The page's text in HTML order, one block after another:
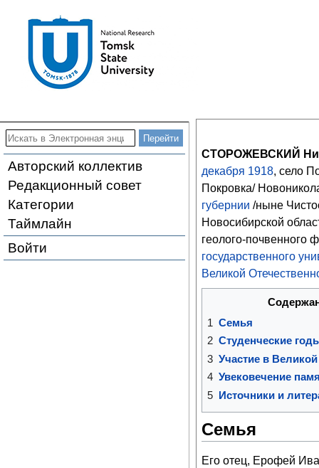
Авторский коллектив
Редакционный совет
Категории
Таймлайн
Войти
СТОРОЖЕВСКИЙ
декабря 1918, село
Покровка/
губернии /ныне
Новосибирской
геолого-почвенного
государственного
Великой
1 Семья
2 Cтуденческие
3 Участие в
4 Увековечение
5 Источники и
Семья
Его отец, Ерофей